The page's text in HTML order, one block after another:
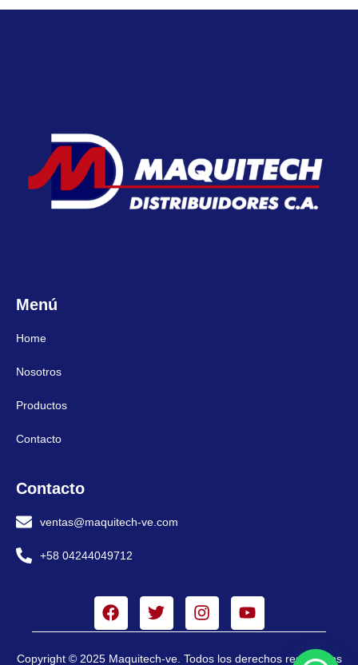
Menú
Home
Nosotros
Productos
Contacto
Contacto
ventas@maquitech-ve.com
+58 04244049712
Copyright © 2025 Maquitech-ve. Todos los derechos reservados